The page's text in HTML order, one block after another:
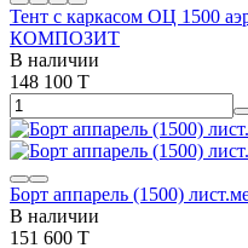
Тент с каркасом ОЦ 1500
КОМПОЗИТ
В наличии
148 100 T
Борт аппарель (1500)
В наличии
151 600 T